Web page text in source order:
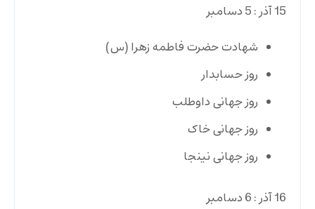
15 آذر : 5 دسامبر
شهادت حضرت فاطمه زهرا (س)
روز حسابدار
روز جهانی داوطلب
روز جهانی خاک
روز جهانی نینجا
16 آذر : 6 دسامبر